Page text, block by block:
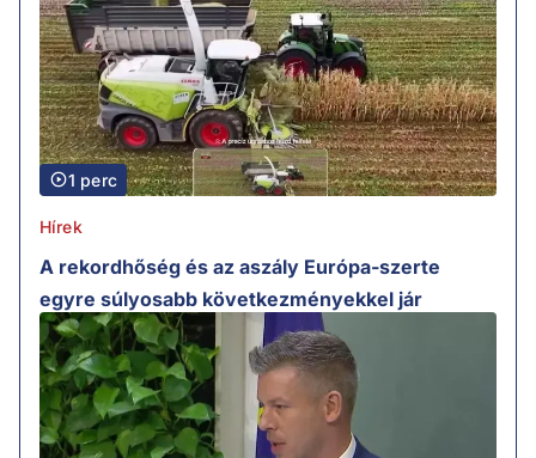
1 perc
Hírek
A rekordhőség és az aszály Európa-szerte
egyre súlyosabb következményekkel jár